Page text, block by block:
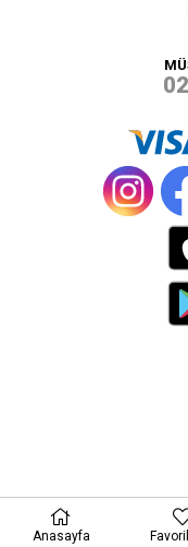
© 2021
Anasayfa